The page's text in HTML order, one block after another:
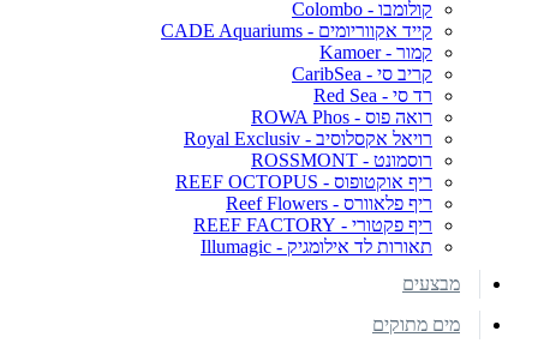
קולומבו - Colombo
קייד אקווריומים - CADE Aquariums
קמור - Kamoer
קריב סי - CaribSea
רד סי - Red Sea
רואה פוס - ROWA Phos
רויאל אקסלוסיב - Royal Exclusiv
רוסמונט - ROSSMONT
ריף אוקטופוס - REEF OCTOPUS
ריף פלאוורס - Reef Flowers
ריף פקטורי - REEF FACTORY
תאורות לד אילומגיק - Illumagic
מבצעים
מים מתוקים